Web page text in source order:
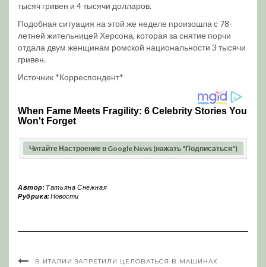
тысяч гривен и 4 тысячи долларов.
Подобная ситуация на этой же неделе произошла с 78-
летней жительницей Херсона, которая за снятие порчи
отдала двум женщинам ромской национальности 3 тысячи
гривен.
Источник *Корреспондент*
Читайте Настроение в Google News (нажать "Подписаться")
Автор: Татьяна Снежная
Рубрика:Новости
В ИТАЛИИ ЗАПРЕТИЛИ ЦЕЛОВАТЬСЯ В МАШИНАХ